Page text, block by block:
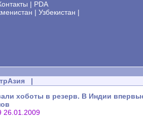
| PDA
| Узбекистан |
|
хоботы в резерв. В Индии
26.01.2009